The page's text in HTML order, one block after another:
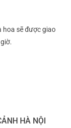
hoa sẽ được giao
HÀ NỘI